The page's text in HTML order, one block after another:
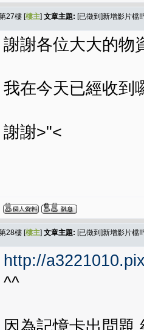
27樓 [樓主] 文章主題: [已徵到]新增影片檔
謝謝各位大大的物
我在今天已經收到
謝謝>"<
28樓 [樓主] 文章主題: [已徵到]新增影片檔
http://
^^
因為記憶卡出問題